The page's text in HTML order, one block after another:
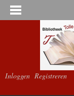
Inloggen Registreren